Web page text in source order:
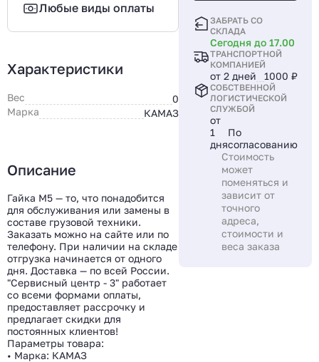
Любые виды оплаты
Характеристики
Вес
0
Марка
КАМАЗ
Описание
Гайка М5 — то, что понадобится
для обслуживания или замены в
составе грузовой техники.
Заказать можно на сайте или по
телефону. При наличии на складе
отгрузка начинается от одного
дня. Доставка — по всей России.
"Сервисный центр - 3" работает
со всеми формами оплаты,
предоставляет рассрочку и
предлагает скидки для
постоянных клиентов!
Параметры товара:
• Марка: КАМАЗ
ЗАБРАТЬ СО
СКЛАДА
Сегодня до 17.00
ТРАНСПОРТНОЙ
КОМПАНИЕЙ
от 2 дней 1000 ₽
СОБСТВЕННОЙ
ЛОГИСТИЧЕСКОЙ
СЛУЖБОЙ
от
1
дня
По
согласованию
Стоимость
может
поменяться и
зависит от
точного
адреса,
стоимости и
веса заказа